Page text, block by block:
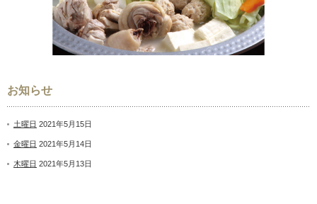
お知らせ
土曜日 2021年5月15日
金曜日 2021年5月14日
木曜日 2021年5月13日